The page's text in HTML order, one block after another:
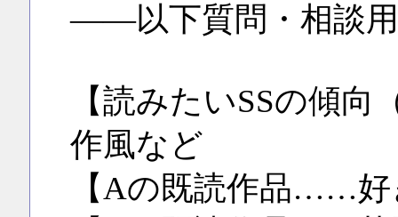
――以下質問・相談
【読みたいSSの傾
作風など
【Aの既読作品……好